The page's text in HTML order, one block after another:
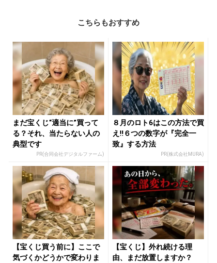
こちらもおすすめ
まだ宝くじ“適当に”買って
る？それ、当たらない人の
典型です
PR(合同会社デジタルファーム)
８月のロト6はこの方法で買
え!!６つの数字が『完全一
致』する方法
PR(株式会社MURA)
【宝くじ買う前に】ここで
気づくかどうかで変わりま
【宝くじ】外れ続ける理
由、まだ放置しますか？